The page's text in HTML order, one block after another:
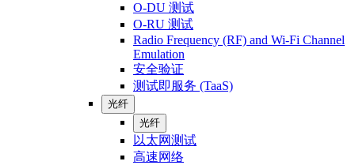
O-DU 测试
O-RU 测试
Radio Frequency (RF) and Wi-Fi Channel
Emulation
安全验证
测试即服务 (TaaS)
光纤
光纤
以太网测试
高速网络